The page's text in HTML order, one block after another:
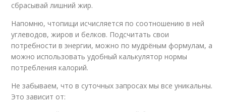
сбрасывай лишний жир.
Напомню, чтопищи исчисляется по соотношению в ней
углеводов, жиров и белков. Подсчитать свои
потребности в энергии, можно по мудрёным формулам, а
можно использовать удобный калькулятор нормы
потребления калорий.
Не забываем, что в суточных запросах мы все уникальны.
Это зависит от: